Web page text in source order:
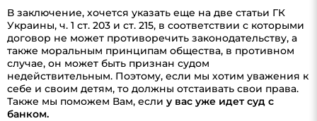
В заключение, хочется указать еще на две статьи ГК
Украины, ч. 1 ст. 203 и ст. 215, в соответствии с которыми
договор не может противоречить законодательству, а
также моральным принципам общества, в противном
случае, он может быть признан судом
недействительным. Поэтому, если мы хотим уважения к
себе и своим детям, то должны отстаивать свои права.
Также мы поможем Вам, если у вас уже идет суд с
банком.